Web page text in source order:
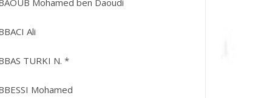
Ali
TURKI N. *
Mohamed